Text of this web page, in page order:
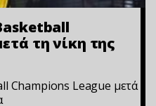
τη νίκη της
Champions League μετά